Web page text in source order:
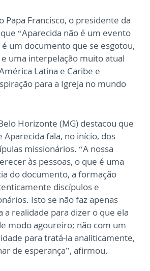
Papa Francisco, o presidente da
“Aparecida não é um evento
é um documento que se esgotou,
uma interpelação muito atual
Latina e Caribe e
para a Igreja no mundo
Horizonte (MG) destacou que
Aparecida fala, no início, dos
missionários. “A nossa
às pessoas, o que é uma
do documento, a formação
discípulos e
Isto se não faz apenas
a realidade para dizer o que ela
modo agoureiro; não com um
para tratá-la analiticamente,
de esperança”, afirmou.